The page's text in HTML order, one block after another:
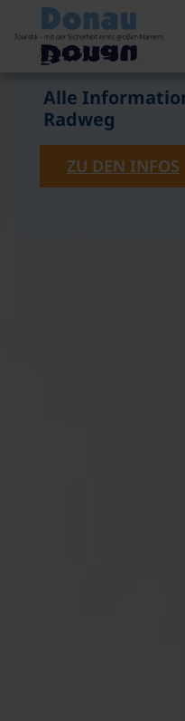
Alle
Radweg
ZU DEN INFOS